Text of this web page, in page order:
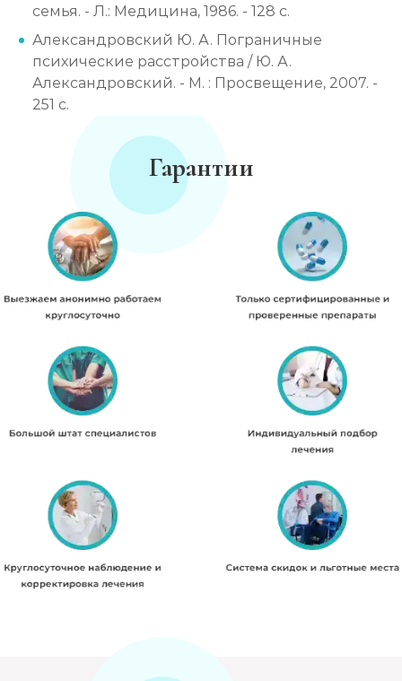
семья. - Л.: Медицина, 1986. - 128 с.
Александровский Ю. А. Пограничные
психические расстройства / Ю. А.
Александровский. - М. : Просвещение, 2007. -
251 с.
Гарантии